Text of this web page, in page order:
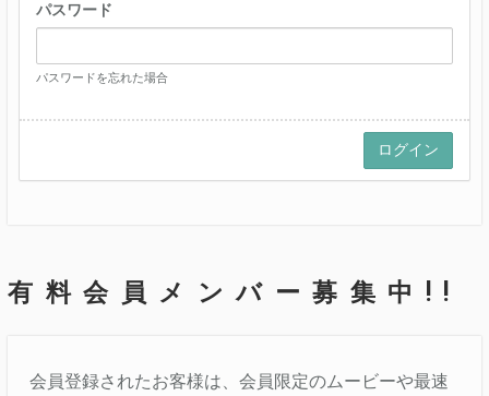
パスワード
パスワードを忘れた場合
有料会員メンバー募集中!!
会員登録されたお客様は、会員限定のムービーや最速